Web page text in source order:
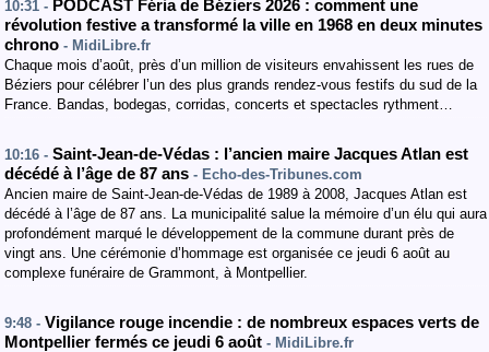
10:31 - PODCAST Féria de Béziers 2026 : comment une
révolution festive a transformé la ville en 1968 en deux minutes
chrono - MidiLibre.fr
Chaque mois d’août, près d’un million de visiteurs envahissent les rues de
Béziers pour célébrer l’un des plus grands rendez-vous festifs du sud de la
France. Bandas, bodegas, corridas, concerts et spectacles rythment…
10:16 - Saint-Jean-de-Védas : l’ancien maire Jacques Atlan est
décédé à l’âge de 87 ans - Echo-des-Tribunes.com
Ancien maire de Saint-Jean-de-Védas de 1989 à 2008, Jacques Atlan est
décédé à l’âge de 87 ans. La municipalité salue la mémoire d’un élu qui aura
profondément marqué le développement de la commune durant près de
vingt ans. Une cérémonie d’hommage est organisée ce jeudi 6 août au
complexe funéraire de Grammont, à Montpellier.
9:48 - Vigilance rouge incendie : de nombreux espaces verts de
Montpellier fermés ce jeudi 6 août - MidiLibre.fr